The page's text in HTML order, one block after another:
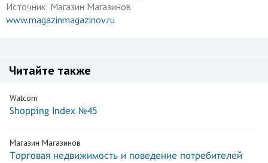
Источник: Магазин Магазинов
www.magazinmagazinov.ru
Читайте также
Watcom
Shopping Index №45
Магазин Магазинов
Торговая недвижимость и поведение потребителей